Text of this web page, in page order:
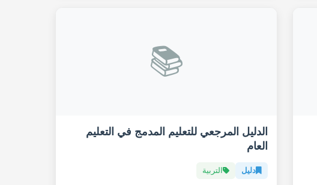
📚
الدليل المرجعي للتعليم المدمج في التعليم
العام
دليل التربية